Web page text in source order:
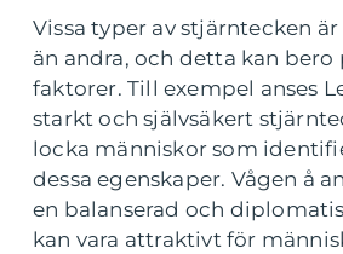
Vissa typer av stjärntecken
än andra, och detta kan bero
faktorer. Till exempel anses
starkt och självsäkert
locka människor som
dessa egenskaper. Vågen å
en balanserad och
kan vara attraktivt för